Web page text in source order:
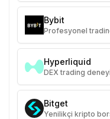
Bybit
Profesyonel
Hyperliquid
DEX trading
Bitget
Yenilikçi kripto